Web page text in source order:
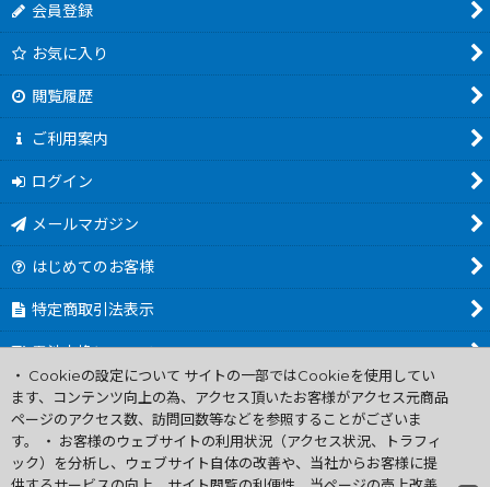
会員登録
お気に入り
閲覧履歴
ご利用案内
ログイン
メールマガジン
はじめてのお客様
特定商取引法表示
電池交換について
商品カテゴリ一覧
Worldwide Shipping Guide
・ Cookieの設定について サイトの一部ではCookieを使用してい
ます、コンテンツ向上の為、アクセス頂いたお客様がアクセス元商品
ページのアクセス数、訪問回数等などを参照することがございま
す。 ・ お客様のウェブサイトの利用状況（アクセス状況、トラフィ
ック）を分析し、ウェブサイト自体の改善や、当社からお客様に提